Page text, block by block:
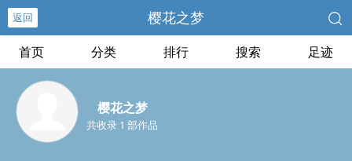
返回 樱花之梦
首页 分类 排行 搜索 足迹
樱花之梦
共收录 1 部作品